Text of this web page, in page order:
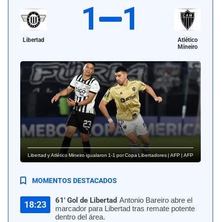
Libertad
1 1
Atlético
Mineiro
Libertad y Atlético Mineiro igualaron 1-1 por Copa Libertadores | AFP | AFP
MOMENTOS DESTACADOS
18:23 61' Gol de Libertad Antonio Bareiro abre el
marcador para Libertad tras remate potente
dentro del área.